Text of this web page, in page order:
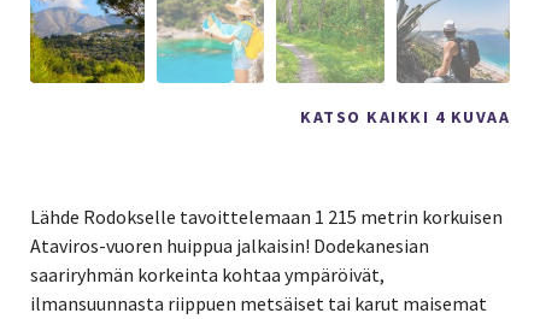
KATSO KAIKKI 4 KUVAA
Lähde Rodokselle tavoittelemaan 1 215 metrin korkuisen
Ataviros-vuoren huippua jalkaisin! Dodekanesian
saariryhmän korkeinta kohtaa ympäröivät,
ilmansuunnasta riippuen metsäiset tai karut maisemat